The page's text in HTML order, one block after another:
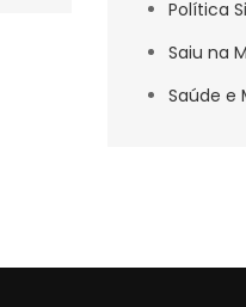
Política
Saiu na
Saúde e